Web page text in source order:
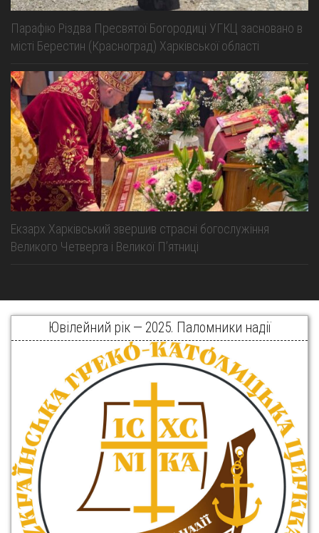
Парафію Різдва Пресвятої Богородиці УГКЦ засновано в
місті Берестин (Красноград) Харківської області
Екзарх Харківський звершив страсні богослужіння
Великого Четверга і Великої Пʼятниці
Ювілейний рік — 2025. Паломники надії